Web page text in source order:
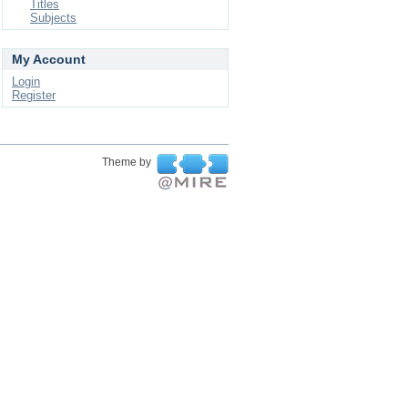
Titles
Subjects
My Account
Login
Register
Theme by